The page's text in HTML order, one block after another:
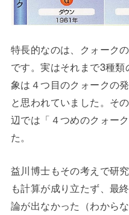
特長的なのは、クォーク
です。実はそれまで3種
象は４つ目のクォークの
と思われていました。そ
辺では「４つめのクォー
た。
益川博士もその考えで研
も計算が成り立たず、最
論が出なかった（わから